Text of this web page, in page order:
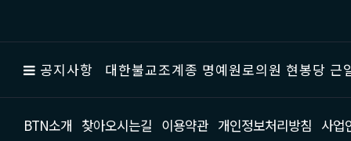
공지사항 대한불교조계종 명예원로의원 현봉당
BTN소개 찾아오시는길 이용약관 개인정보처리방침 사업